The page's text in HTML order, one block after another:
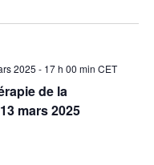
de la
mars 2025
2025 - 17 h 00 min CET